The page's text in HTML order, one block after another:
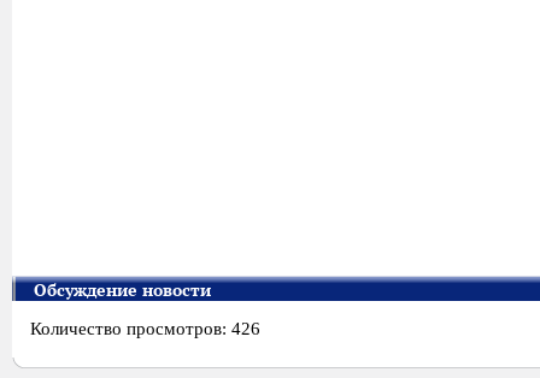
Обсуждение новости
Количество просмотров: 426